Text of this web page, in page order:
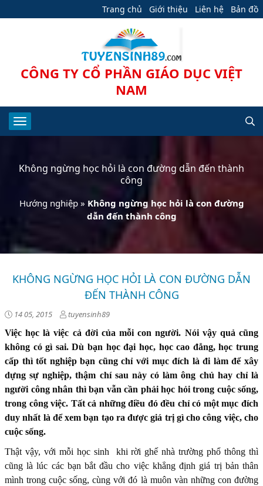
Trang chủ Giới thiệu Liên hệ Bản đồ
CÔNG TY CỔ PHẦN GIÁO DỤC VIỆT
NAM
Không ngừng học hỏi là con đường dẫn đến thành
công
Hướng nghiệp» Không ngừng học hỏi là con đường
dẫn đến thành công
KHÔNG NGỪNG HỌC HỎI LÀ CON ĐƯỜNG DẪN
ĐẾN THÀNH CÔNG
14 05, 2015 tuyensinh89
Việc học là việc cả đời của mỗi con người. Nói vậy quả cũng
không có gì sai. Dù bạn học đại học, học cao đẳng, học trung
cấp thì tốt nghiệp bạn cũng chỉ với mục đích là đi làm để xây
dựng sự nghiệp, thậm chí sau này có làm ông chủ hay chỉ là
người công nhân thì bạn vẫn cần phải học hỏi trong cuộc sống,
trong công việc. Tất cả những điều đó đều chỉ có một mục đích
duy nhất là để xem bạn tạo ra được giá trị gì cho công việc, cho
cuộc sống.
Thật vậy, với mỗi học sinh khi rời ghế nhà trường phổ thông thì
cũng là lúc các bạn bắt đầu cho việc khẳng định giá trị bản thân
mình trong cuộc sống, cùng với đó là muôn vàn những con đường